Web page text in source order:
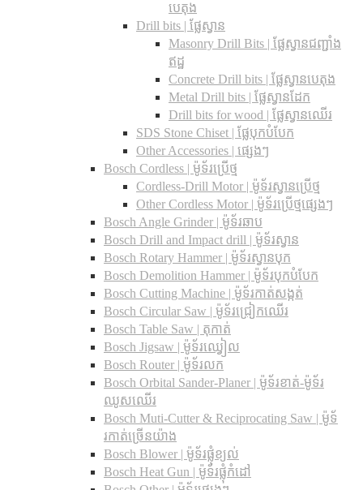
បេតុង
Drill bits |​ ផ្លែស្វាន
Masonry Drill Bits |​ ផ្លែស្វានជញ្ជាំង
ឥដ្ឋ
Concrete Drill bits |​ ផ្លែស្វានបេតុង
Metal Drill bits |​ ផ្លែស្វានដែក
Drill bits for wood |​ ផ្លែស្វានឈើរ
SDS Stone Chiset |​ ផ្លែបុកបំបែក
Other Accessories | ផ្សេងៗ
Bosch Cordless | ម៉ូទ័រប្រើថ្ម
Cordless-Drill Motor | ម៉ូទ័រស្វានប្រើថ្ម
Other Cordless Motor | ម៉ូទ័រប្រើថ្មផ្សេងៗ
Bosch Angle Grinder | ម៉ូទ័រឆាប
Bosch Drill and Impact drill | ម៉ូទ័រស្វាន
Bosch Rotary Hammer | ម៉ូទ័រស្វានបុក
Bosch Demolition Hammer | ម៉ូទ័របុកបំបែក
Bosch Cutting Machine | ម៉ូទ័រកាត់សង្កត់
Bosch Circular Saw | ម៉ូទ័រជ្រៀកឈើរ
Bosch Table Saw | តុកាត់
Bosch Jigsaw | ម៉ូទ័រឈ្វៀល
Bosch Router | ម៉ូទ័រលក
Bosch Orbital Sander-Planer​ | ម៉ូទ័រខាត់-ម៉ូទ័រ
ឈូសឈើរ
Bosch Muti-Cutter & Reciprocating Saw​ | ម៉ូទ័
រកាត់ច្រើនយ៉ាង
Bosch Blower | ម៉ូទ័រផ្លុំខ្យល់
Bosch Heat Gun | ម៉ូទ័រផ្លុំកំដៅ